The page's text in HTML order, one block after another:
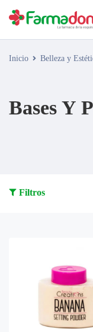
Inicio Belleza y
Bases Y
Filtros